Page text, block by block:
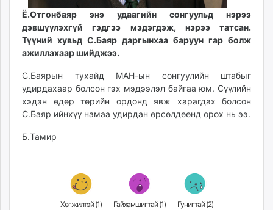
24tsag.mn
eagle.mn
ergelt.mn
today.mn
zuv.mn
mminfo.mn
shuurhai.mn
Ё.Отгонбаяр энэ удаагийн сонгуульд нэрээ
дэвшүүлэхгүй гэдгээ мэдэгдэж, нэрээ татсан.
Түүний хувьд С.Баяр даргынхаа баруун гар болж
ажиллахаар шийджээ.
С.Баярын тухайд МАН-ын сонгуулийн штабыг
удирдахаар болсон гэх мэдээлэл байгаа юм. Сүүлийн
хэдэн өдөр төрийн ордонд явж харагдах болсон
С.Баяр ийнхүү намаа удирдан өрсөлдөөнд орох нь ээ.
Б.Тамир
Хөгжилтэй (1) Гайхамшигтай (1) Гунигтай (2)